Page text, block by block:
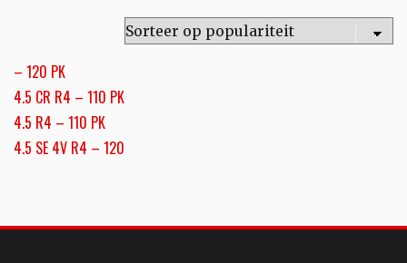
– 120 PK
4.5 CR R4 – 110 PK
4.5 R4 – 110 PK
4.5 SE 4V R4 – 120